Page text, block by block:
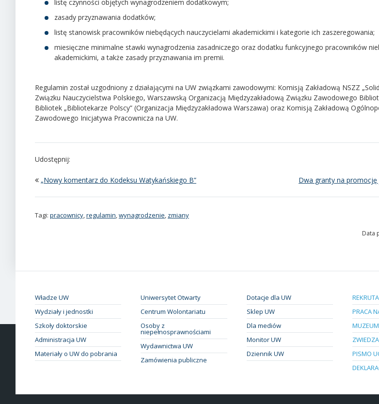
listę czynności objętych wynagrodzeniem dodatkowym;
zasady przyznawania dodatków;
listę stanowisk pracowników niebędących nauczycielami akademickimi i kategorie ich zaszeregowania;
miesięczne minimalne stawki wynagrodzenia zasadniczego oraz dodatku funkcyjnego pracowników
akademickimi, a także zasady przyznawania im premii.
Regulamin został uzgodniony z działającymi na UW związkami zawodowymi: Komisją Zakładową NSZZ
Związku Nauczycielstwa Polskiego, Warszawską Organizacją Międzyzakładową Związku Zawodowego
Bibliotek „Bibliotekarze Polscy” (Organizacja Międzyzakładowa Warszawa) oraz Komisją Zakładową
Zawodowego Inicjatywa Pracownicza na UW.
Udostępnij:
„Nowy komentarz do Kodeksu Watykańskiego B” Dwa granty na
Tagi: pracownicy,regulamin,wynagrodzenie, zmiany
Data
Władze UW
Wydziały i jednostki
Szkoły doktorskie
Administracja UW
Materiały o UW do pobrania
Uniwersytet Otwarty
Centrum Wolontariatu
Osoby z
niepełnosprawnościami
Wydawnictwa UW
Zamówienia publiczne
Dotacje dla UW
Sklep UW
Dla mediów
Monitor UW
Dziennik UW
PRACA
PISMO